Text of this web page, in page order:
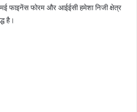
फाइनेंस फोरम और आईईसी हमेशा निजी क्षेत्र
है।